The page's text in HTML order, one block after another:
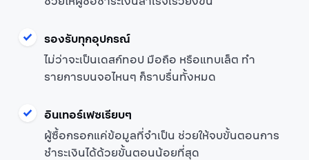
รองรับทุกอุปกรณ์
ไม่ว่าจะเป็นเดสก์ทอป มือถือ หรือแทบเล็ต ทำ
รายการบนจอไหนๆ ก็ราบรื่นทั้งหมด
อินเทอร์เฟซเรียบๆ
ผู้ซื้อกรอกแค่ข้อมูลที่จำเป็น ช่วยให้จบขั้นตอนการ
ชำระเงินได้ด้วยขั้นตอนน้อยที่สุด